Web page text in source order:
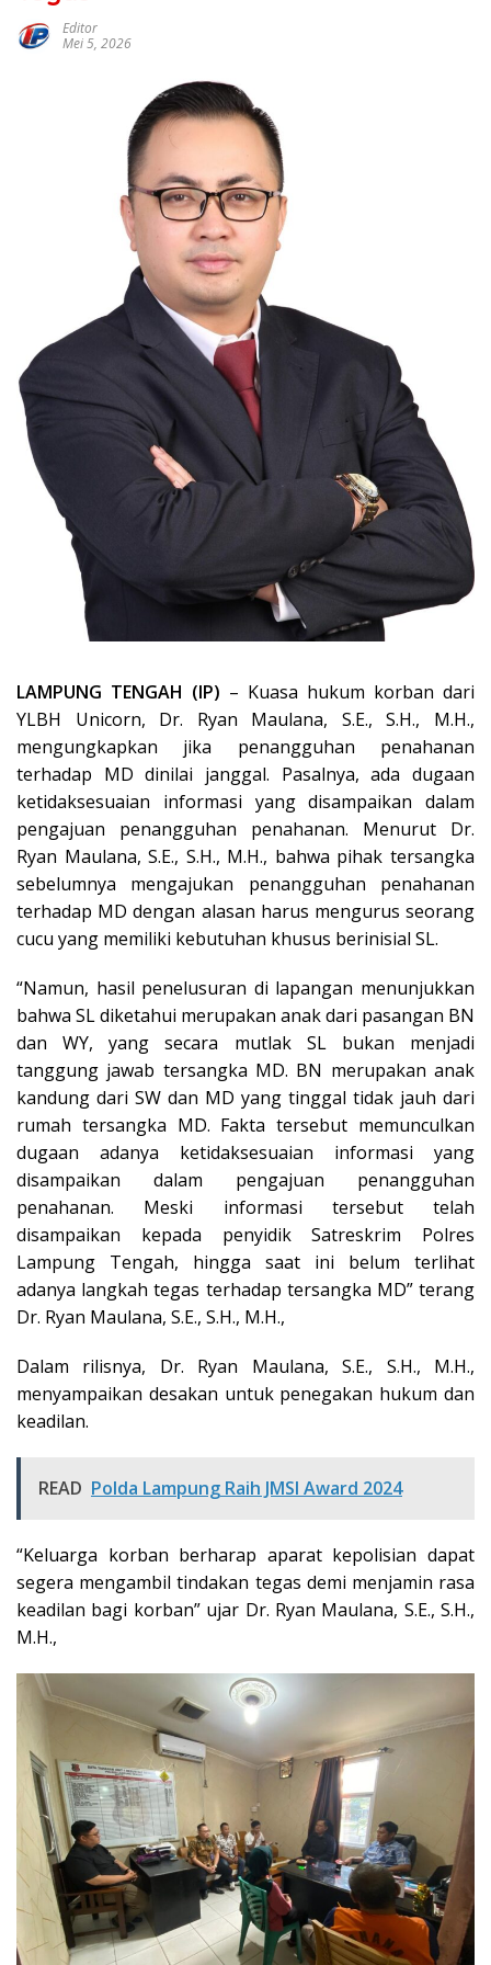
Editor
Mei 5, 2026
LAMPUNG TENGAH (IP) – Kuasa hukum korban dari
YLBH Unicorn, Dr. Ryan Maulana, S.E., S.H., M.H.,
mengungkapkan jika penangguhan penahanan
terhadap MD dinilai janggal. Pasalnya, ada dugaan
ketidaksesuaian informasi yang disampaikan dalam
pengajuan penangguhan penahanan. Menurut Dr.
Ryan Maulana, S.E., S.H., M.H., bahwa pihak tersangka
sebelumnya mengajukan penangguhan penahanan
terhadap MD dengan alasan harus mengurus seorang
cucu yang memiliki kebutuhan khusus berinisial SL.
“Namun, hasil penelusuran di lapangan menunjukkan
bahwa SL diketahui merupakan anak dari pasangan BN
dan WY, yang secara mutlak SL bukan menjadi
tanggung jawab tersangka MD. BN merupakan anak
kandung dari SW dan MD yang tinggal tidak jauh dari
rumah tersangka MD. Fakta tersebut memunculkan
dugaan adanya ketidaksesuaian informasi yang
disampaikan dalam pengajuan penangguhan
penahanan. Meski informasi tersebut telah
disampaikan kepada penyidik Satreskrim Polres
Lampung Tengah, hingga saat ini belum terlihat
adanya langkah tegas terhadap tersangka MD” terang
Dr. Ryan Maulana, S.E., S.H., M.H.,
Dalam rilisnya, Dr. Ryan Maulana, S.E., S.H., M.H.,
menyampaikan desakan untuk penegakan hukum dan
keadilan.
READ Polda Lampung Raih JMSI Award 2024
“Keluarga korban berharap aparat kepolisian dapat
segera mengambil tindakan tegas demi menjamin rasa
keadilan bagi korban” ujar Dr. Ryan Maulana, S.E., S.H.,
M.H.,